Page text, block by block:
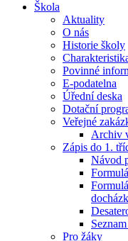
Škola
Aktuality
O nás
Historie školy
Povinné
E-podatelna
Úřední deska
Dotační
Veřejné
Archiv
Zápis do 1.
Návod
Pro žáky